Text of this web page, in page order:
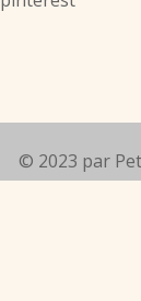
© 2023 par